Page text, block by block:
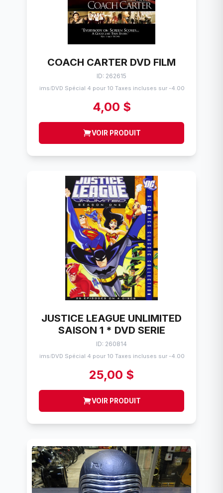
COACH CARTER DVD FILM
ID: 262615
Flims/DVD Spécial 4 pour 10 Taxes incluses sur -4.00$
4,00 $
VOIR PRODUIT
JUSTICE LEAGUE UNLIMITED
SAISON 1 * DVD SERIE
ID: 260814
Flims/DVD Spécial 4 pour 10 Taxes incluses sur -4.00$
25,00 $
VOIR PRODUIT